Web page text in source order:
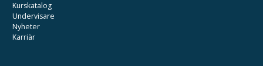
Kurskatalog
Undervisare
Nyheter
Karriär